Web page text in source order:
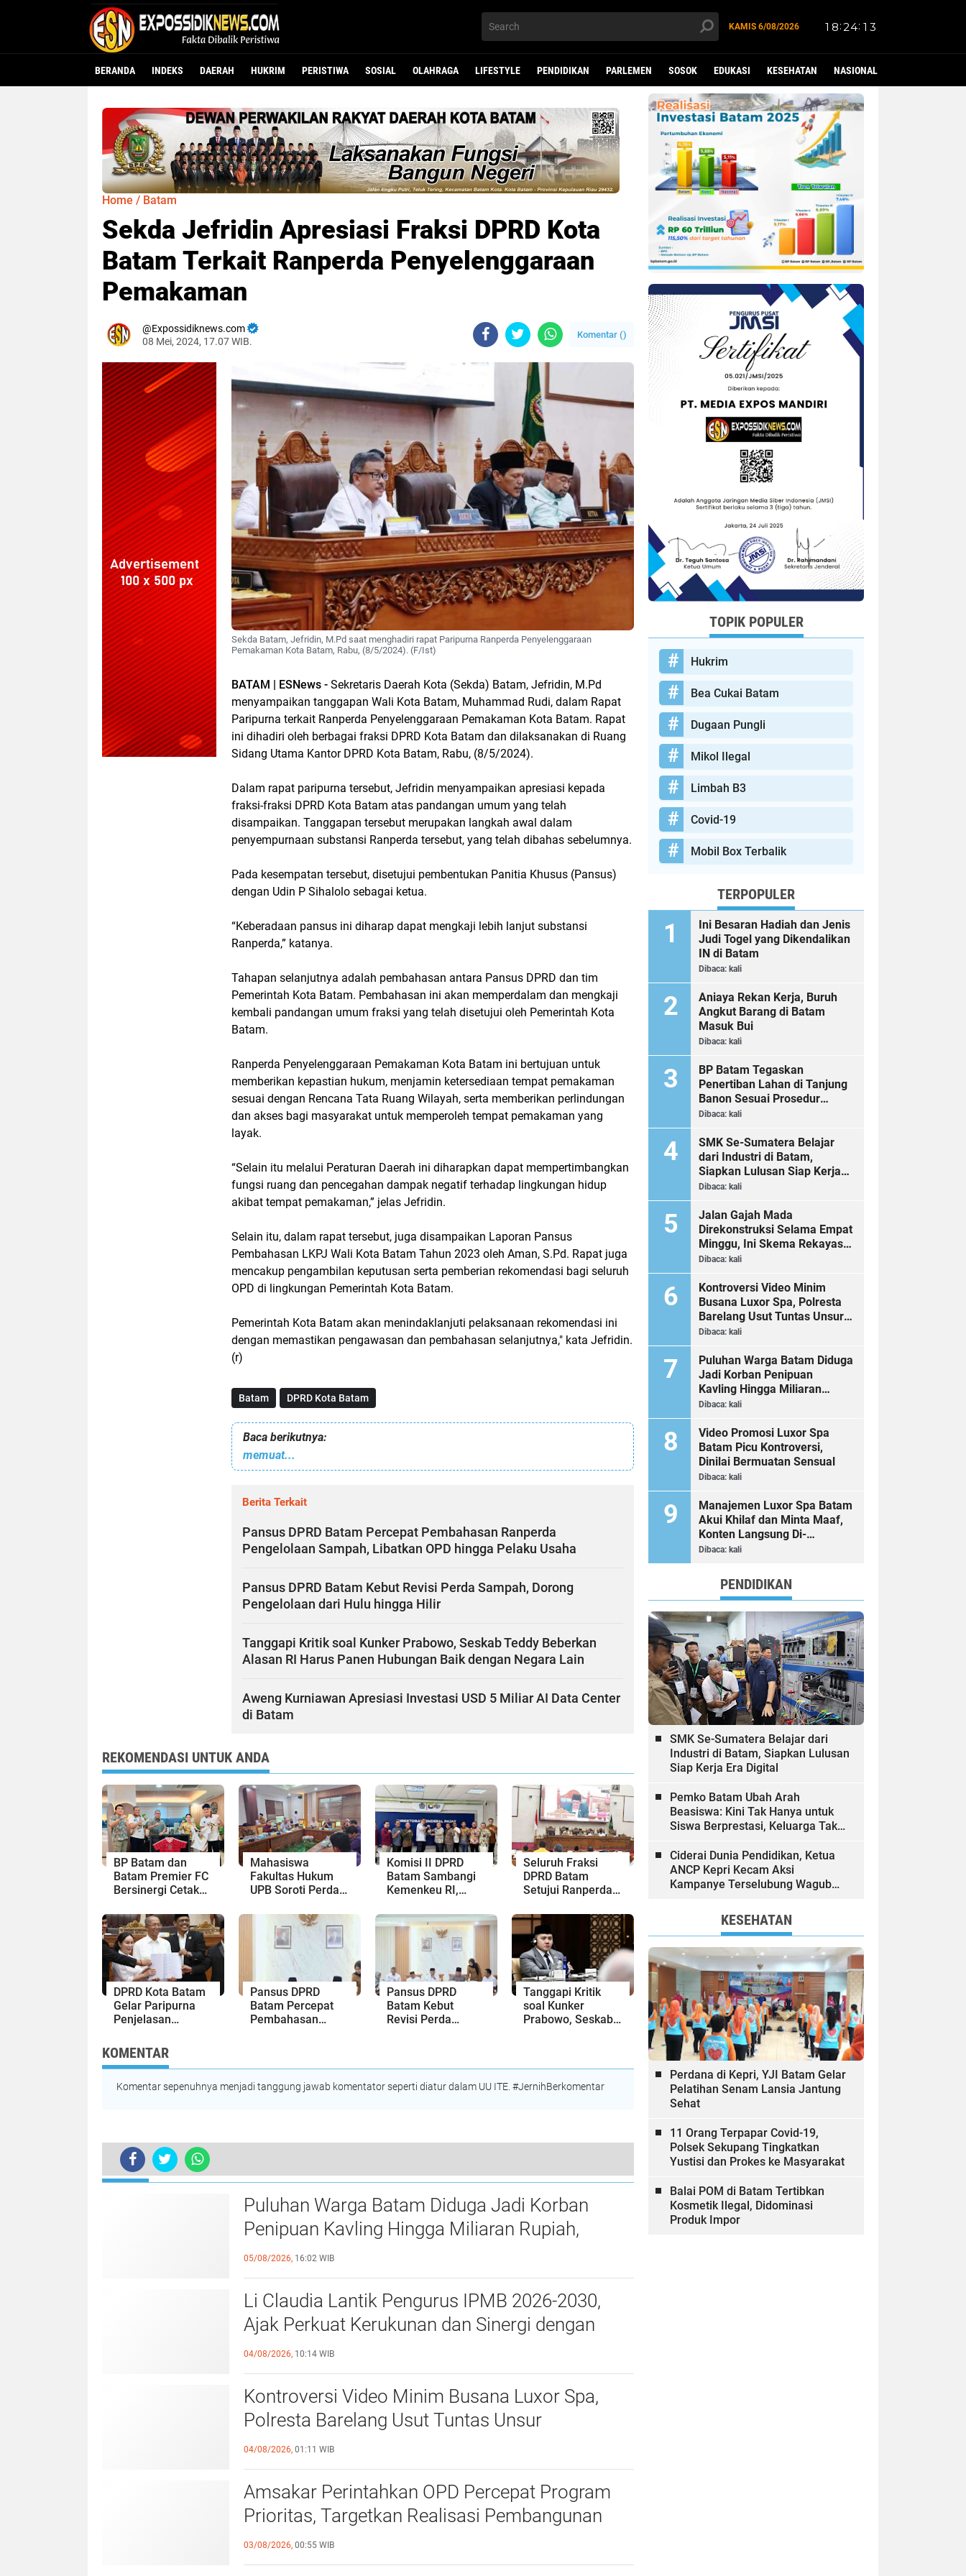
KAMIS 6/08/2026
BERANDA INDEKS DAERAH HUKRIM PERISTIWA SOSIAL OLAHRAGA LIFESTYLE PENDIDIKAN PARLEMEN SOSOK EDUKASI KESEHATAN NASIONAL
Home / Batam
Sekda Jefridin Apresiasi Fraksi DPRD Kota
Batam Terkait Ranperda Penyelenggaraan
Pemakaman
Expossidiknews.com
08 Mei, 2024, 17.07 WIB.
Komentar ()
Sekda Batam, Jefridin, M.Pd saat menghadiri rapat Paripurna Ranperda Penyelenggaraan
Pemakaman Kota Batam, Rabu, (8/5/2024). (F/Ist)
BATAM | ESNews - Sekretaris Daerah Kota (Sekda) Batam, Jefridin, M.Pd
menyampaikan tanggapan Wali Kota Batam, Muhammad Rudi, dalam Rapat
Paripurna terkait Ranperda Penyelenggaraan Pemakaman Kota Batam. Rapat
ini dihadiri oleh berbagai fraksi DPRD Kota Batam dan dilaksanakan di Ruang
Sidang Utama Kantor DPRD Kota Batam, Rabu, (8/5/2024).
Dalam rapat paripurna tersebut, Jefridin menyampaikan apresiasi kepada
fraksi-fraksi DPRD Kota Batam atas pandangan umum yang telah
disampaikan. Tanggapan tersebut merupakan langkah awal dalam
penyempurnaan substansi Ranperda tersebut, yang telah dibahas sebelumnya.
Pada kesempatan tersebut, disetujui pembentukan Panitia Khusus (Pansus)
dengan Udin P Sihalolo sebagai ketua.
“Keberadaan pansus ini diharap dapat mengkaji lebih lanjut substansi
Ranperda,” katanya.
Tahapan selanjutnya adalah pembahasan antara Pansus DPRD dan tim
Pemerintah Kota Batam. Pembahasan ini akan memperdalam dan mengkaji
kembali pandangan umum fraksi yang telah disetujui oleh Pemerintah Kota
Batam.
Ranperda Penyelenggaraan Pemakaman Kota Batam ini bertujuan untuk
memberikan kepastian hukum, menjamin ketersediaan tempat pemakaman
sesuai dengan Rencana Tata Ruang Wilayah, serta memberikan perlindungan
dan akses bagi masyarakat untuk memperoleh tempat pemakaman yang
layak.
“Selain itu melalui Peraturan Daerah ini diharapkan dapat mempertimbangkan
fungsi ruang dan pencegahan dampak negatif terhadap lingkungan hidup
akibat tempat pemakaman,” jelas Jefridin.
Selain itu, dalam rapat tersebut, juga disampaikan Laporan Pansus
Pembahasan LKPJ Wali Kota Batam Tahun 2023 oleh Aman, S.Pd. Rapat juga
mencakup pengambilan keputusan serta pemberian rekomendasi bagi seluruh
OPD di lingkungan Pemerintah Kota Batam.
Pemerintah Kota Batam akan menindaklanjuti pelaksanaan rekomendasi ini
dengan memastikan pengawasan dan pembahasan selanjutnya," kata Jefridin.
(r)
Batam DPRD Kota Batam
Baca berikutnya:
memuat...
Berita Terkait
Pansus DPRD Batam Percepat Pembahasan Ranperda
Pengelolaan Sampah, Libatkan OPD hingga Pelaku Usaha
Pansus DPRD Batam Kebut Revisi Perda Sampah, Dorong
Pengelolaan dari Hulu hingga Hilir
Tanggapi Kritik soal Kunker Prabowo, Seskab Teddy Beberkan
Alasan RI Harus Panen Hubungan Baik dengan Negara Lain
Aweng Kurniawan Apresiasi Investasi USD 5 Miliar AI Data Center
di Batam
REKOMENDASI UNTUK ANDA
BP Batam dan
Batam Premier FC
Bersinergi Cetak
Sepak Bola Kepri
Mahasiswa
Fakultas Hukum
UPB Soroti Perda
6 Tahun 2002
Lewat RDP di
DPRD Kota Batam
Komisi II DPRD
Batam Sambangi
Kemenkeu RI,
Tajam Dana Bagi
Hasil Pajak
Seluruh Fraksi
DPRD Batam
Setujui Ranperda
APBD 2025
Dilanjutkan ke
Tahap
Pembahasan
DPRD Kota Batam
Gelar Paripurna
Penjelasan
Ranperda
Pertanggungjawaban
APBD Tahun 2025,
Apresiasi Pemko
Pansus DPRD
Batam Percepat
Pembahasan
OPD hingga Pelaku
Usaha
Pansus DPRD
Batam Kebut
Revisi Perda
Tanggapi Kritik
soal Kunker
Prabowo, Seskab
Baik dengan
Negara Lain
KOMENTAR
Komentar sepenuhnya menjadi tanggung jawab komentator seperti diatur dalam UU ITE. #JernihBerkomentar
Sekda Jefridin Apresiasi Fraksi DPRD Kota Batam Terkait Ranperda Penyelenggaraan Pemakaman
TERKINI
Puluhan Warga Batam Diduga Jadi Korban
Penipuan Kavling Hingga Miliaran Rupiah,
Laporan ke Polda Kepri Jalan di Tempat?
05/08/2026, 16:02 WIB
Li Claudia Lantik Pengurus IPMB 2026-2030,
Ajak Perkuat Kerukunan dan Sinergi dengan
Pemko Batam
04/08/2026, 10:14 WIB
Kontroversi Video Minim Busana Luxor Spa,
Polresta Barelang Usut Tuntas Unsur
Pelanggaran Hukum
04/08/2026, 01:11 WIB
Amsakar Perintahkan OPD Percepat Program
Prioritas, Targetkan Realisasi Pembangunan
Lampaui 50 Persen
03/08/2026, 00:55 WIB
TOPIK POPULER
Hukrim
Bea Cukai Batam
Dugaan Pungli
Mikol Ilegal
Limbah B3
Covid-19
Mobil Box Terbalik
TERPOPULER
Ini Besaran Hadiah dan Jenis
Judi Togel yang Dikendalikan
IN di Batam
Dibaca: kali
Aniaya Rekan Kerja, Buruh
Angkut Barang di Batam
Masuk Bui
Dibaca: kali
BP Batam Tegaskan
Penertiban Lahan di Tanjung
Banon Sesuai Prosedur
Hukum
Dibaca: kali
SMK Se-Sumatera Belajar
dari Industri di Batam,
Siapkan Lulusan Siap Kerja
Era Digital
Dibaca: kali
Jalan Gajah Mada
Direkonstruksi Selama Empat
Minggu, Ini Skema Rekayasa
Lalu Lintasnya
Dibaca: kali
Kontroversi Video Minim
Busana Luxor Spa, Polresta
Barelang Usut Tuntas Unsur
Pelanggaran Hukum
Dibaca: kali
Puluhan Warga Batam Diduga
Jadi Korban Penipuan
Kavling Hingga Miliaran
Rupiah, Laporan ke Polda
Dibaca: kali
Video Promosi Luxor Spa
Batam Picu Kontroversi,
Dinilai Bermuatan Sensual
Dibaca: kali
Manajemen Luxor Spa Batam
Akui Khilaf dan Minta Maaf,
Konten Langsung Di-
Takedown
Dibaca: kali
PENDIDIKAN
SMK Se-Sumatera Belajar dari
Industri di Batam, Siapkan Lulusan
Siap Kerja Era Digital
Pemko Batam Ubah Arah
Beasiswa: Kini Tak Hanya untuk
Siswa Berprestasi, Keluarga Tak
Dibiayai
Ciderai Dunia Pendidikan, Ketua
ANCP Kepri Kecam Aksi
Kampanye Terselubung Wagub
KESEHATAN
Perdana di Kepri, YJI Batam Gelar
Pelatihan Senam Lansia Jantung
Sehat
11 Orang Terpapar Covid-19,
Polsek Sekupang Tingkatkan
Yustisi dan Prokes ke Masyarakat
Balai POM di Batam Tertibkan
Kosmetik Ilegal, Didominasi
Produk Impor